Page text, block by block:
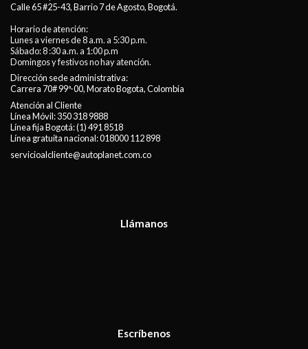
Calle 65 #25-43, Barrio 7 de Agosto, Bogotá.
Horario de atención:
Lunes a viernes de 8 a.m. a 5:30 p.m.
Sábado: 8 :30 a.m. a 1:00 p.m
Domingos y festivos no hay atención.
Dirección sede administrativa:
Carrera 70# 99ª-00, Morato Bogota, Colombia
Atención al Cliente
Línea Móvil:350 318 9888
Línea fija Bogotá:(1) 491 8518
Línea gratuita nacional:018000 112 898
servicioalcliente@autoplanet.com.co
Llámanos
Escríbenos